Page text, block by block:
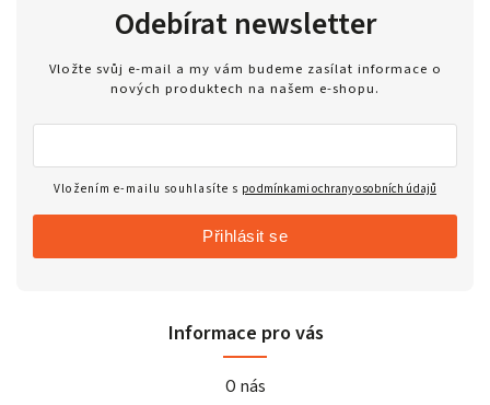
Odebírat newsletter
Vložte svůj e-mail a my vám budeme zasílat informace o
nových produktech na našem e-shopu.
Vložením e-mailu souhlasíte s podmínkami ochrany osobních údajů
Přihlásit se
Informace pro vás
O nás